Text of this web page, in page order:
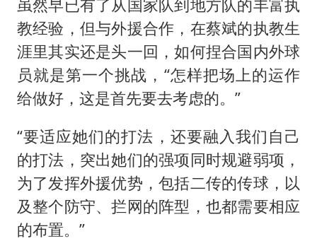
虽然早已有了从国家队到地方队的丰富执
教经验，但与外援合作，在蔡斌的执教生
涯里其实还是头一回，如何捏合国内外球
员就是第一个挑战，“怎样把场上的运作
给做好，这是首先要去考虑的。”
“要适应她们的打法，还要融入我们自己
的打法，突出她们的强项同时规避弱项，
为了发挥外援优势，包括二传的传球，以
及整个防守、拦网的阵型，也都需要相应
的布置。”